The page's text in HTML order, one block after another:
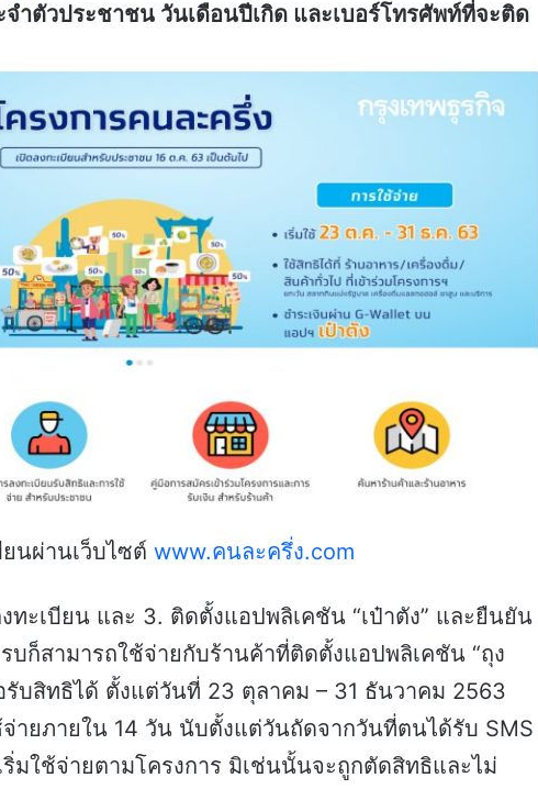
ำตัวประชาชน วันเดือนปีเกิด และเบอร์โทรศัพท์ที่จะติด
ยนผ่านเว็บไซต์ www.คนละครึ่ง.com
ทะเบียน และ 3. ติดตั้งแอปพลิเคชัน “เป๋าตัง” และยืนยัน
บก็สามารถใช้จ่ายกับร้านค้าที่ติดตั้งแอปพลิเคชัน “ถุง
อรับสิทธิได้ ตั้งแต่วันที่ 23 ตุลาคม – 31 ธันวาคม 2563
ายภายใน 14 วัน นับตั้งแต่วันถัดจากวันที่ตนได้รับ SMS
มใช้จ่ายตามโครงการ มิเช่นนั้นจะถูกตัดสิทธิและไม่